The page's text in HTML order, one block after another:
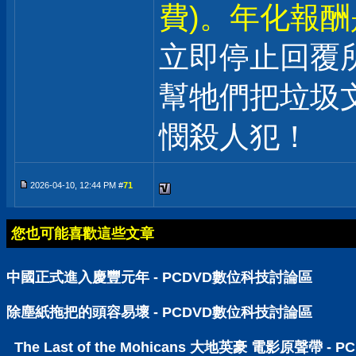
費)。年化報
立即停止回覆
幫牠們把垃圾
憫殺人犯！
2026-04-10, 12:44 PM #71
您也可能喜歡這些文章
中國正式進入慶豐元年 - PCDVD數位科技討論區
除塵紙拖把的頭容易壞 - PCDVD數位科技討論區
The Last of the Mohicans 大地英豪 電影原聲帶 -